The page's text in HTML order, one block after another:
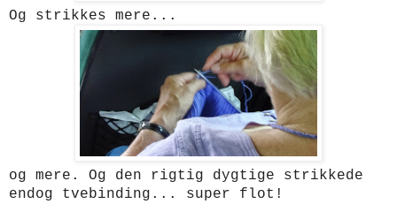
Og strikkes mere...
og mere. Og den rigtig dygtige strikkede
endog tvebinding... super flot!